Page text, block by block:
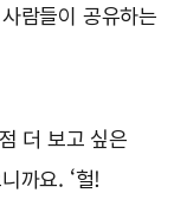
람들이 공유하는
더 보고 싶은
까요. ‘헐!